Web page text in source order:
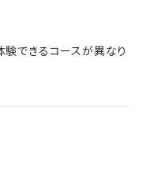
できるコースが異なり